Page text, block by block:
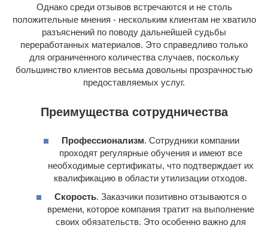
Однако среди отзывов встречаются и не столь
положительные мнения - нескольким клиентам не хватило
разъяснений по поводу дальнейшей судьбы
переработанных материалов. Это справедливо только
для ограниченного количества случаев, поскольку
большинство клиентов весьма довольны прозрачностью
предоставляемых услуг.
Преимущества сотрудничества
Профессионализм. Сотрудники компании
проходят регулярные обучения и имеют все
необходимые сертификаты, что подтверждает их
квалификацию в области утилизации отходов.
Скорость. Заказчики позитивно отзываются о
времени, которое компания тратит на выполнение
своих обязательств. Это особенно важно для